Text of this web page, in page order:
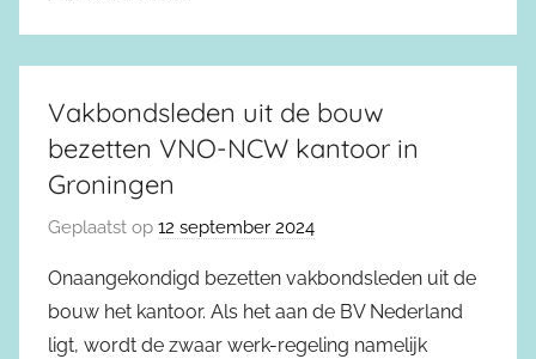
Vakbondsleden uit de bouw
bezetten VNO-NCW kantoor in
Groningen
Geplaatst op 12 september 2024
Onaangekondigd bezetten vakbondsleden uit de
bouw het kantoor. Als het aan de BV Nederland
ligt, wordt de zwaar werk-regeling namelijk